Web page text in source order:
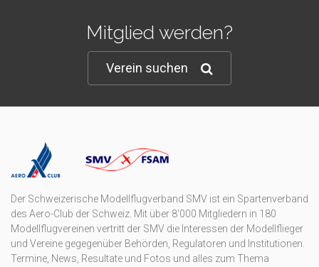
Mitglied werden?
Verein suchen
Der Schweizerische Modellflugverband SMV ist ein Spartenverband
des Aero-Club der Schweiz. Mit über 8'000 Mitgliedern in 180
Modellflugvereinen vertritt der SMV die Interessen der Modellflieger
und Vereine gegegenüber Behörden, Regulatoren und Institutionen.
Termine, News, Resultate und Fotos und alles zum Thema